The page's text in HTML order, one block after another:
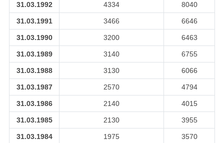
31.03.1992 4334 8040
31.03.1991 3466 6646
31.03.1990 3200 6463
31.03.1989 3140 6755
31.03.1988 3130 6066
31.03.1987 2570 4794
31.03.1986 2140 4015
31.03.1985 2130 3955
31.03.1984 1975 3570